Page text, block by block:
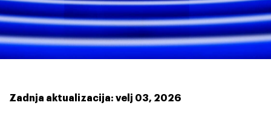
Zadnja aktualizacija: velj 03, 2026